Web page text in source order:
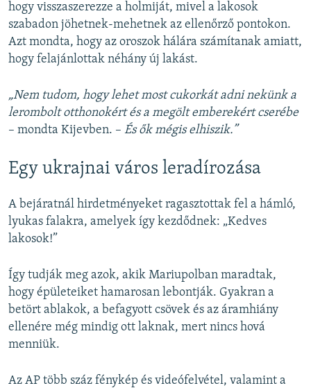
hogy visszaszerezze a holmiját, mivel a lakosok
szabadon jöhetnek-mehetnek az ellenőrző pontokon.
Azt mondta, hogy az oroszok hálára számítanak amiatt,
hogy felajánlottak néhány új lakást.
„Nem tudom, hogy lehet most cukorkát adni nekünk a
lerombolt otthonokért és a megölt emberekért cserébe
– mondta Kijevben. – És ők mégis elhiszik.”
Egy ukrajnai város leradírozása
A bejáratnál hirdetményeket ragasztottak fel a hámló,
lyukas falakra, amelyek így kezdődnek: „Kedves
lakosok!”
Így tudják meg azok, akik Mariupolban maradtak,
hogy épületeiket hamarosan lebontják. Gyakran a
betört ablakok, a befagyott csövek és az áramhiány
ellenére még mindig ott laknak, mert nincs hová
menniük.
Az AP több száz fénykép és videófelvétel, valamint a